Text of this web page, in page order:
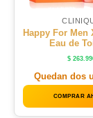
Happy For Men
Eau de
$
Quedan dos
COMPRAR